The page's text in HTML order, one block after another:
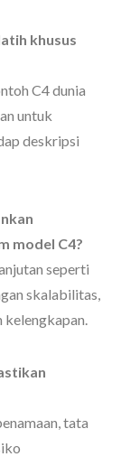
khusus
C4 dunia
untuk
deskripsi
model C4?
seperti
skalabilitas,
kelengkapan.
tata